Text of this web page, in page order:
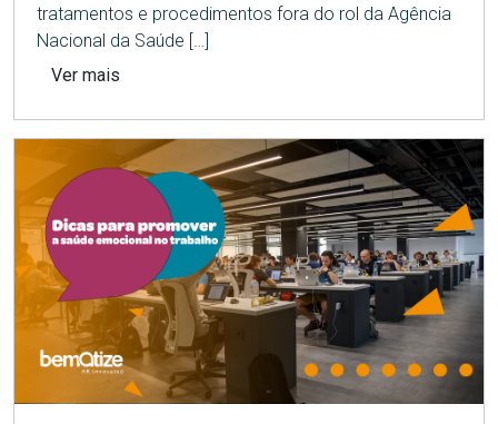
tratamentos e procedimentos fora do rol da Agência
Nacional da Saúde […]
Ver mais